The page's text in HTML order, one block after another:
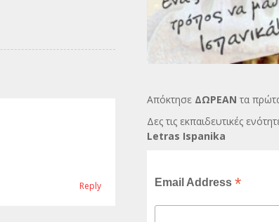
Reply
Απόκτησε ΔΩΡΕΑΝ τα
Δες τις εκπαιδευτικές
Letras Ispanika
Email Address *